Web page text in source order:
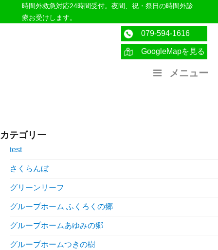
時間外救急対応24時間受付。夜間、祝・祭日の時間外診
療お受けします。
医療法人社団紀洋会 公式サイト
079-594-1616
GoogleMapを見る
メニュー
カテゴリー
test
さくらんぼ
グリーンリーフ
グループホーム ふくろくの郷
グループホームあゆみの郷
グループホームつきの樹